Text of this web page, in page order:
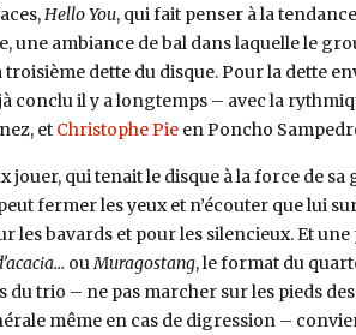
Hello You, qui fait penser à la
une ambiance de bal dans laquelle le
troisième dette du disque. Pour la dette
conclu il y a longtemps – avec la
et Christophe Pieen Poncho
jouer, qui tenait le disque à la force de
fermer les yeux et n’écouter que lui
les bavards et pour les silencieux. Et une
ouMuragostang, le format du
trio – ne pas marcher sur les pieds
même en cas de digression –